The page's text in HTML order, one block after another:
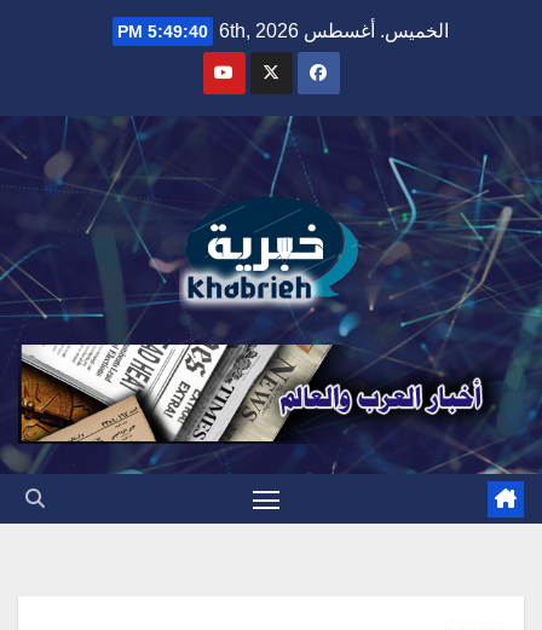
الخميس. أغسطس 6th, 2026 5:49:41 PM